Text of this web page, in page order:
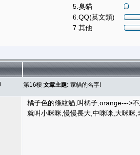
5.臭貓
6.QQ(英文類)
7.其他
第16樓 文章主題: 家貓的名字!
橘子色的條紋貓,叫橘子,orange--->
就叫小咪咪,慢慢長大,中咪咪,大咪咪,